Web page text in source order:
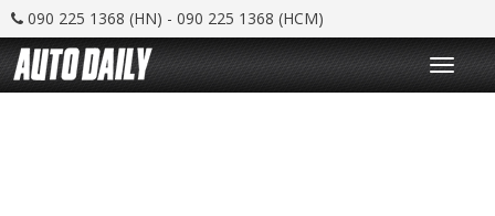
090 225 1368 (HN) - 090 225 1368 (HCM)
T
o
g